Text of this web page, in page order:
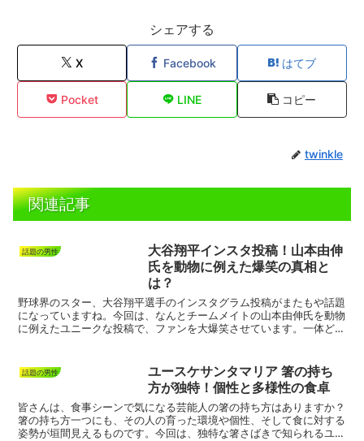
シェアする
X Facebook はてブ
Pocket LINE コピー
twinkle
関連記事
話題の男性
大谷翔平インスタ投稿！山本由伸
氏を動物に例えた爆笑の真相と
は？
野球界のスター、大谷翔平選手のインスタグラム投稿がまたもや話題
になっていますね。今回は、なんとチームメイトの山本由伸氏を動物
に例えたユニークな投稿で、ファンを大爆笑させています。一体どん
話題の男性
ユースケサンタマリア 箸の持ち
方が独特！個性と多様性の食卓
皆さんは、食事シーンで気になる芸能人の箸の持ち方はありますか？
箸の持ち方一つにも、その人の育った環境や個性、そして食に対する
姿勢が垣間見えるものです。今回は、独特な箸さばきで知られるユー